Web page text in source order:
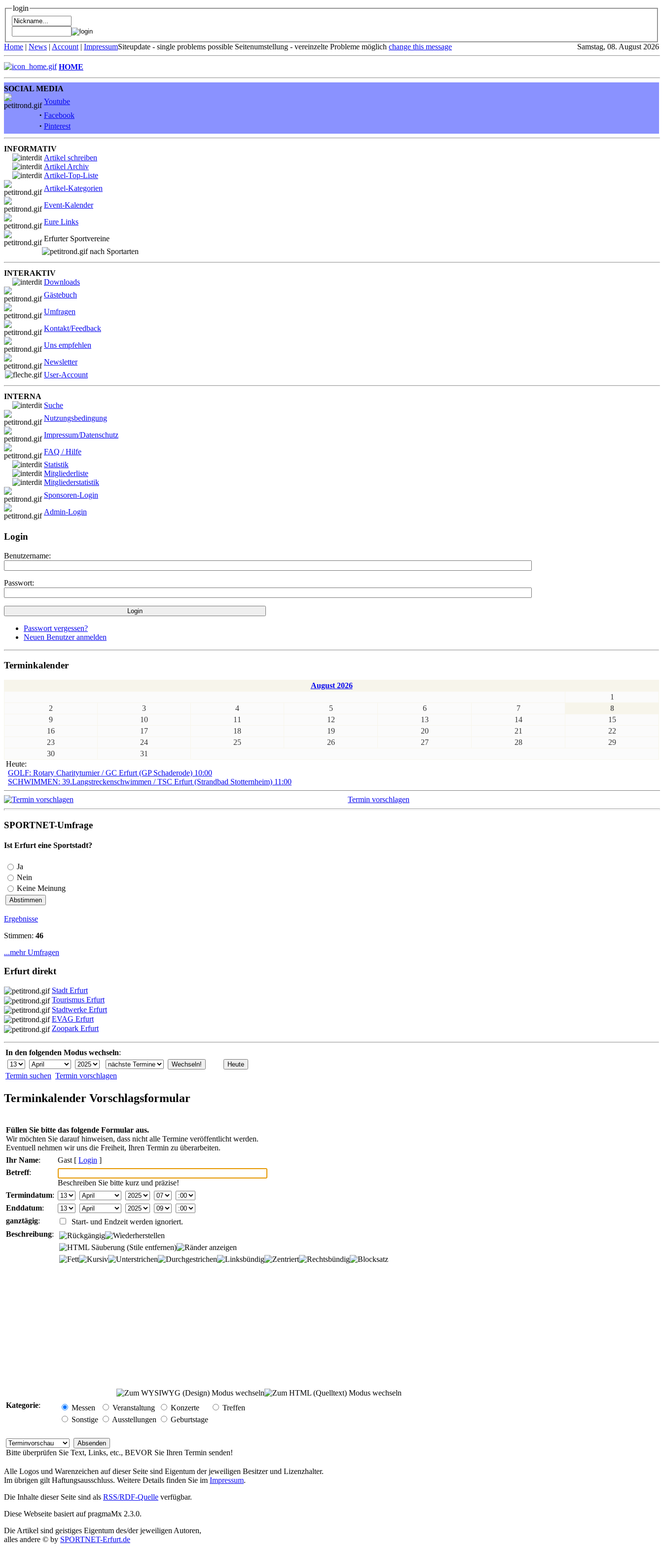
login
Home | News | Account | Impressum Samstag, 08. August 2026
Siteupdate - single problems possible Seitenumstellung - vereinzelte Probleme möglich change this message
HOME
SOCIAL MEDIA
Youtube
· Facebook
· Pinterest
INFORMATIV
Artikel schreiben
Artikel Archiv
Artikel-Top-Liste
Artikel-Kategorien
Event-Kalender
Eure Links
Erfurter Sportvereine
nach Sportarten
INTERAKTIV
Downloads
Gästebuch
Umfragen
Kontakt/Feedback
Uns empfehlen
Newsletter
User-Account
INTERNA
Suche
Nutzungsbedingung
Impressum/Datenschutz
FAQ / Hilfe
Statistik
Mitgliederliste
Mitgliederstatistik
Sponsoren-Login
Admin-Login
Login
Benutzername:
Passwort:
Passwort vergessen?
Neuen Benutzer anmelden
Terminkalender
August 2026
1
2
3 4 5 6 7
8
9
10 11 12 13 14
15
16
17 18 19 20 21
22
23
24 25 26 27 28
29
30
31
Heute:
GOLF: Rotary Charityturnier / GC Erfurt (GP Schaderode) 10:00
SCHWIMMEN: 39.Langstreckenschwimmen / TSC Erfurt (Strandbad Stotternheim) 11:00
Termin vorschlagen
SPORTNET-Umfrage
Ist Erfurt eine Sportstadt?
Ja
Nein
Keine Meinung
Ergebnisse
Stimmen: 46
...mehr Umfragen
Erfurt direkt
Stadt Erfurt
Tourismus Erfurt
Stadtwerke Erfurt
EVAG Erfurt
Zoopark Erfurt
In den folgenden Modus wechseln:
Termin suchen Termin vorschlagen
Terminkalender Vorschlagsformular
Füllen Sie bitte das folgende Formular aus.
Wir möchten Sie darauf hinweisen, dass nicht alle Termine veröffentlicht werden.
Eventuell nehmen wir uns die Freiheit, Ihren Termin zu überarbeiten.
Ihr Name: Gast [ Login ]
Betreff:
Beschreiben Sie bitte kurz und präzise!
Termindatum:
Enddatum:
ganztägig:
Start- und Endzeit werden ignoriert.
Beschreibung:
Kategorie: Messen Veranstaltung Konzerte
Treffen
Sonstige
Ausstellungen Geburtstage
Bitte überprüfen Sie Text, Links, etc., BEVOR Sie Ihren Termin senden!
Alle Logos und Warenzeichen auf dieser Seite sind Eigentum der jeweiligen Besitzer und Lizenzhalter.
Im übrigen gilt Haftungsausschluss. Weitere Details finden Sie im Impressum.
Die Inhalte dieser Seite sind als RSS/RDF-Quelle verfügbar.
Diese Webseite basiert auf pragmaMx 2.3.0.
Die Artikel sind geistiges Eigentum des/der jeweiligen Autoren,
alles andere © by SPORTNET-Erfurt.de